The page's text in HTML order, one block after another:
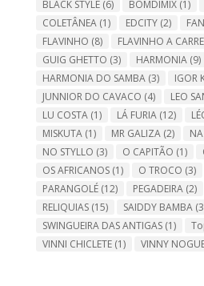
BLACK STYLE(6) BOMDIMIX(1)
COLETÂNEA(1) EDCITY(2)
FLAVINHO (8) FLAVINHO A
GUIG GHETTO (3) HARMONIA(9)
HARMONIA DO SAMBA(3) IGOR
JUNNIOR DO CAVACO (4) LEO
LU COSTA(1) LÁ FURIA(12)
MISKUTA(1) MR GALIZA(2)
NO STYLLO (3) O CAPITÃO (1)
OS AFRICANOS(1) O TROCO (3)
PARANGOLÉ(12) PEGADEIRA(2)
RELIQUIAS(15) SAIDDY BAMBA
SWINGUEIRA DAS ANTIGAS(1)
VINNI CHICLETE(1) VINNY